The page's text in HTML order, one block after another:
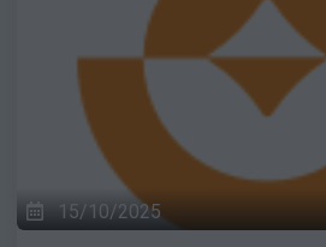
15/10/2025